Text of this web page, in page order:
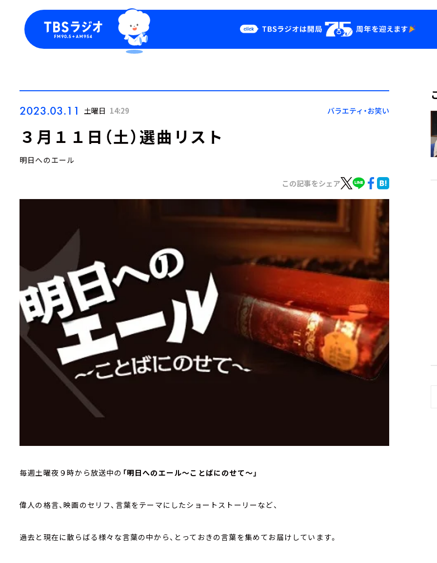
Podcast
YouTube
会社情報
2023.03.11 土曜日 14:29 バラエティ・お笑い
３月１１日（土）選曲リスト
明日へのエール
この記事をシェア
毎週土曜夜９時から放送中の 「明日へのエール～ことばにのせて～」
偉人の格言、映画のセリフ、言葉をテーマにしたショートストーリーなど、
過去と現在に散らばる様々な言葉の中から、とっておきの言葉を集めてお届けしています。